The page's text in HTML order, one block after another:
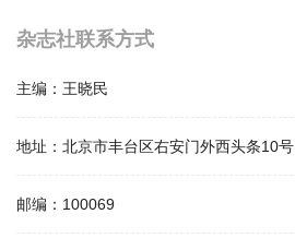
杂志社联系方式
主编： 王晓民
地址： 北京市丰台区右安门外西头条10号
邮编： 100069